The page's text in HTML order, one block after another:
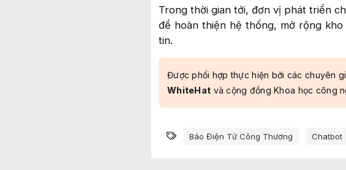
Trong thời gian tới, đơn vị phát triển
để hoàn thiện hệ thống, mở rộng
tin.​
Được phối hợp thực hiện bởi các chuyên
WhiteHat và cộng đồng Khoa học công
Từ khóa
Báo Điện Tử Công Thương Chatbot